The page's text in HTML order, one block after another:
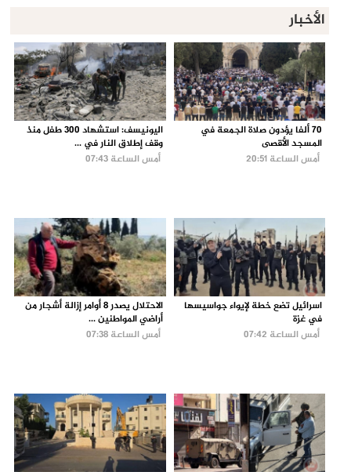
الأخبار
70 ألفا يؤدون صلاة الجمعة في
المسجد الأقصى
أمس الساعة 20:51
اليونيسف: استشهاد 300 طفل منذ
وقف إطلاق النار في ...
أمس الساعة 07:43
اسرائيل تضع خطة لإيواء جواسيسها
في غزة
أمس الساعة 07:42
الاحتلال يصدر 8 أوامر إزالة أشجار من
أراضي المواطنين ...
أمس الساعة 07:38